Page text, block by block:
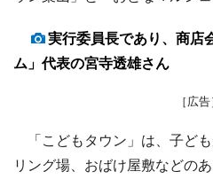
実行委員長であり、商店
ム」代表の宮寺透雄さん
［広告
「こどもタウン」は、子ど
リング場、おばけ屋敷などの